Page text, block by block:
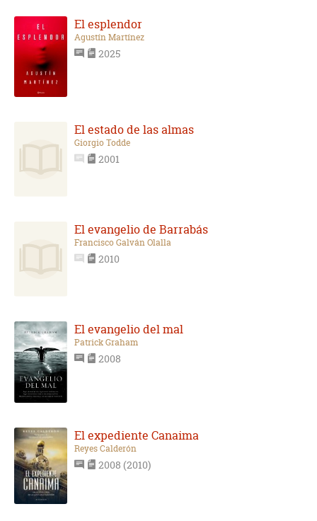
El esplendor
Agustín Martínez
2025
El estado de las almas
Giorgio Todde
2001
El evangelio de Barrabás
Francisco Galván Olalla
2010
El evangelio del mal
Patrick Graham
2008
El expediente Canaima
Reyes Calderón
2008 (2010)